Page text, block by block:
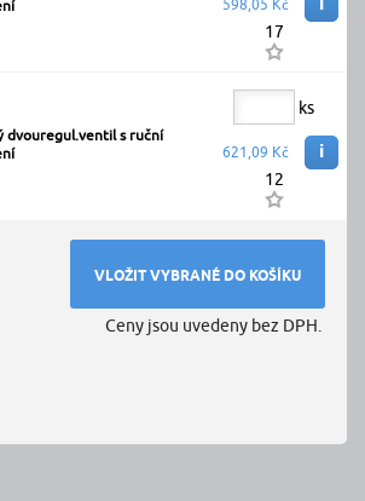
598,05 Kč
17
dvouregul.ventil s ruční
ks
621,09 Kč i
12
Ceny jsou uvedeny bez DPH.